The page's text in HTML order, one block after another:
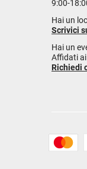
9:00-
Hai un
Scrivici
Hai un
Affidati
Richiedi